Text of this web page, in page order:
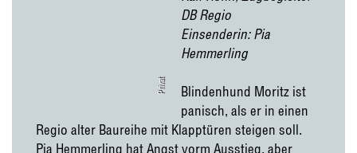
Privat
DB Regio
Einsenderin: Pia
Hemmerling
Blindenhund Moritz ist
panisch, als er in einen
Regio alter Baureihe mit Klapptüren steigen soll.
Pia Hemmerling hat Angst vorm Ausstieg, aber